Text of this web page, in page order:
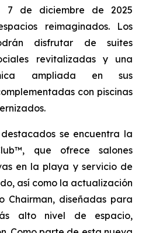
7 de diciembre de 2025
reimaginados. Los
disfrutar de suites
revitalizadas y una
ampliada en sus
con piscinas
se encuentra la
que ofrece salones
en la playa y servicio de
así como la actualización
Chairman, diseñadas para
alto nivel de espacio,